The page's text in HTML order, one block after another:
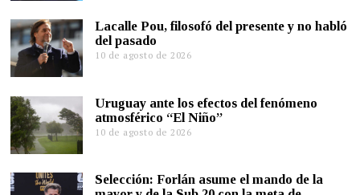
Lacalle Pou, filosofó del presente y no habló
del pasado
10 de agosto de 2026
Uruguay ante los efectos del fenómeno
atmosférico “El Niño”
10 de agosto de 2026
Selección: Forlán asume el mando de la